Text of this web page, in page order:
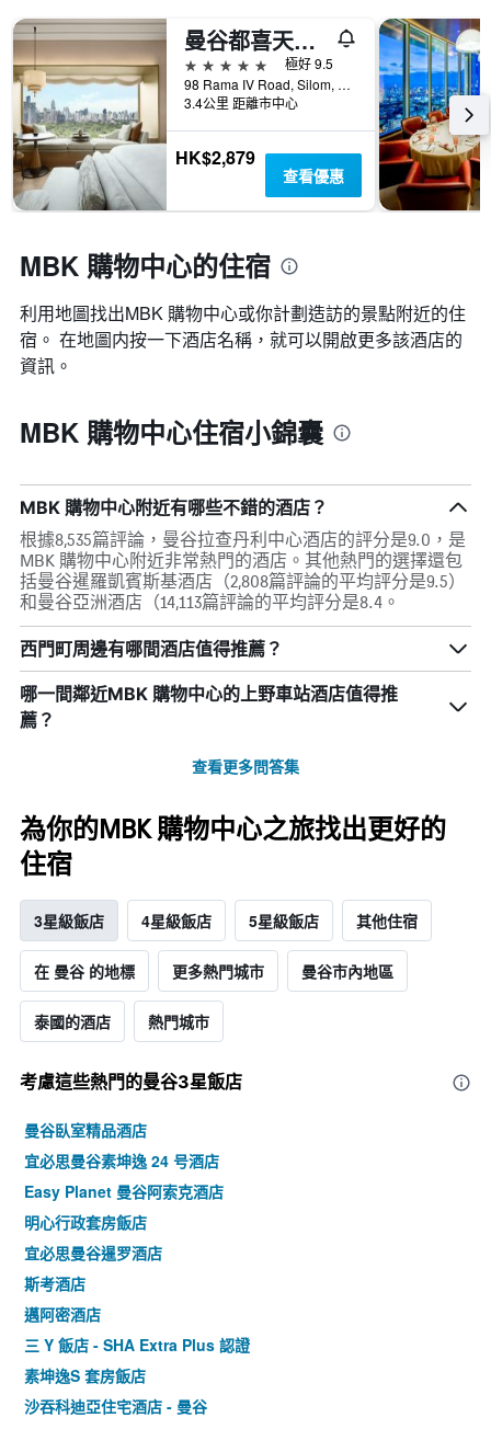
曼谷都喜天丽酒店
5星級
極好 9.5
98 Rama IV Road, Silom, 曼谷, 泰國
3.4公里 距離市中心
HK$2,879
查看優惠
MBK 購物中心的住宿
利用地圖找出MBK 購物中心​​或你計劃造訪的景點附近的住
宿。 在地圖内按一下酒店名稱，就可以開啟更多該酒店的
資訊。
MBK 購物中心住宿小錦囊
MBK 購物中心附近有哪些不錯的酒店？
根據8,535篇評論，曼谷拉查丹利中心酒店的評分是9.0，是
MBK 購物中心附近非常熱門的酒店。其他熱門的選擇還包
括曼谷暹羅凱賓斯基酒店（2,808篇評論的平均評分是9.5）
和曼谷亞洲酒店（14,113篇評論的平均評分是8.4。
西門町周邊有哪間酒店值得推薦？
哪一間鄰近MBK 購物中心的上野車站酒店值得推
薦？
查看更多問答集
為你的MBK 購物中心之旅找出更好的
住宿
3星級飯店 4星級飯店 5星級飯店 其他住宿
在 曼谷 的地標 更多熱門城市 曼谷市內地區
泰國的酒店 熱門城市
考慮這些熱門的曼谷3星​飯店
曼谷臥室精品酒店
宜必思曼谷素坤逸 24 号酒店
Easy Planet 曼谷阿索克酒店
明心行政套房飯店
宜必思曼谷暹罗酒店
斯考酒店
邁阿密酒店
三 Y 飯店 - SHA Extra Plus 認證
素坤逸S 套房飯店
沙吞科迪亞住宅酒店 - 曼谷